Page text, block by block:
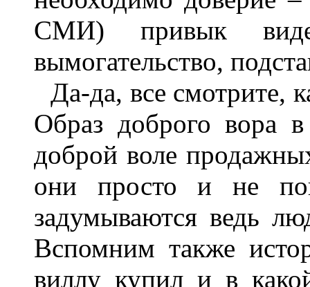
СМИ) привык
вымогательство,
Да-да, все смотрите,
Образ доброго вора в
доброй воле
они просто и не
задумываются ведь
Вспомним также
виллу купил и в